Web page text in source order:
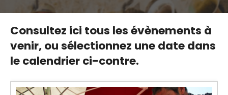
Consultez ici tous les évènements à
venir,ou sélectionnez une date dans
le calendrier ci-contre.